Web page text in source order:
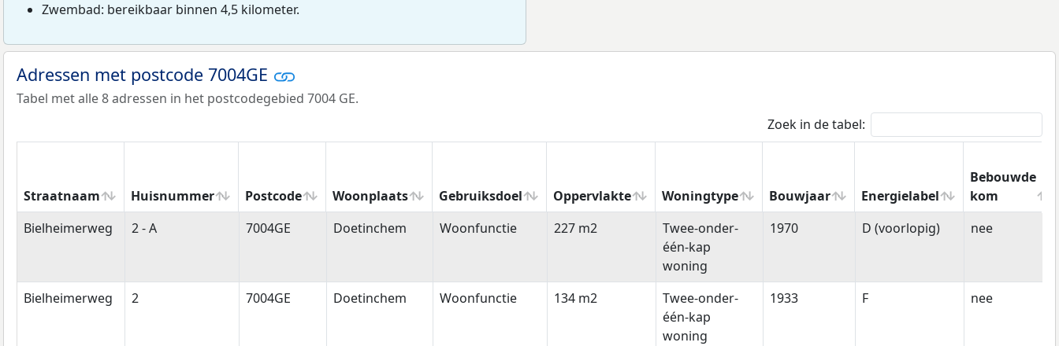
Zwembad: bereikbaar binnen 4,5 kilometer.
Adressen met postcode 7004GE
Tabel met alle 8 adressen in het postcodegebied 7004 GE.
Zoek in de tabel:
Straatnaam Huisnummer Postcode Woonplaats Gebruiksdoel Oppervlakte Woningtype Bouwjaar Energielabel
Bebouwde
kom
Straatnaam
Huisnummer Postcode Woonplaats Gebruiksdoel Oppervlakte Woningtype Bouwjaar Energielabel
Bebouwde
Bielheimerweg 2 - A 7004GE Doetinchem Woonfunctie 227 m2
Twee-onder-
één-kap
woning
1970 D (voorlopig) nee
Bielheimerweg 2 7004GE Doetinchem Woonfunctie 134 m2
Twee-onder-
één-kap
woning
1933 F nee